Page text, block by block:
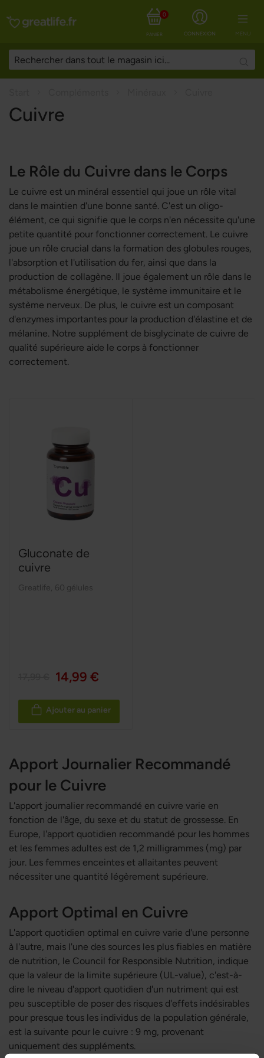
MENU
CONNEXION
PANIER
0
Cuivre
Le Rôle du Cuivre dans le Corps
Le cuivre est un minéral essentiel qui joue un rôle vital
dans le maintien d'une bonne santé. C'est un oligo-
élément, ce qui signifie que le corps n'en nécessite qu'une
petite quantité pour fonctionner correctement. Le cuivre
joue un rôle crucial dans la formation des globules rouges,
l'absorption et l'utilisation du fer, ainsi que dans la
production de collagène. Il joue également un rôle dans le
métabolisme énergétique, le système immunitaire et le
système nerveux. De plus, le cuivre est un composant
d'enzymes importantes pour la production d'élastine et de
mélanine. Notre supplément de bisglycinate de cuivre de
qualité supérieure aide le corps à fonctionner
correctement.
Gluconate de
cuivre
Greatlife 60 gélules
14,99 €
Ajouter au panier
Apport Journalier Recommandé
pour le Cuivre
L'apport journalier recommandé en cuivre varie en
fonction de l'âge, du sexe et du statut de grossesse. En
Europe, l'apport quotidien recommandé pour les hommes
et les femmes adultes est de 1,2 milligrammes (mg) par
jour. Les femmes enceintes et allaitantes peuvent
nécessiter une quantité légèrement supérieure.
Apport Optimal en Cuivre
L'apport quotidien optimal en cuivre varie d'une personne
à l'autre, mais l'une des sources les plus fiables en matière
de nutrition, le Council for Responsible Nutrition, indique
que la valeur de la limite supérieure (UL-value), c'est-à-
dire le niveau d'apport quotidien d'un nutriment qui est
peu susceptible de poser des risques d'effets indésirables
pour presque tous les individus de la population générale,
est la suivante pour le cuivre : 9 mg, provenant
uniquement des suppléments.